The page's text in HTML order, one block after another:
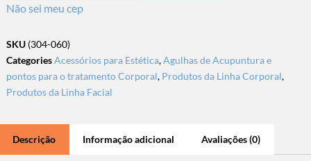
Não sei meu cep
SKU (304-060)
CategoriesAcessórios para Estética,Agulhas de Acupuntura e
pontos para o tratamento Corporal, Produtos da Linha Corporal,
Produtos da Linha Facial
Descrição Informação adicional Avaliações (0)